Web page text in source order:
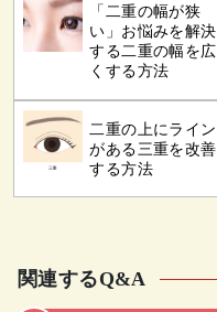
「二重の幅が狭
い」お悩みを解決
する二重の幅を広
くする方法
二重の上にライン
がある三重を改善
する方法
関連するQ&A